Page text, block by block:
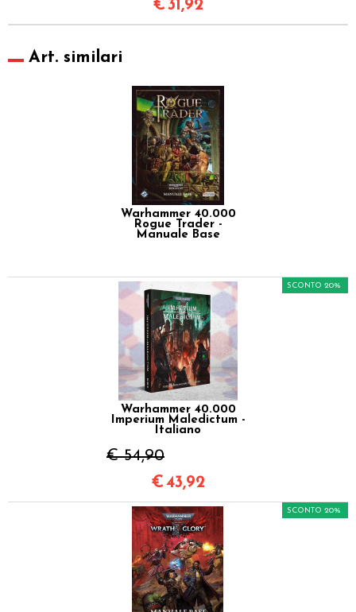
€31,92
Art. similari
Warhammer 40.000
Rogue Trader -
Manuale Base
Warhammer 40.000
Imperium Maledictum -
Italiano
€ 54,90
SCONTO 20%
€43,92
SCONTO 20%